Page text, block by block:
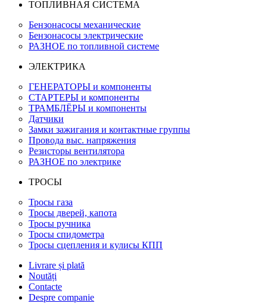
ТОПЛИВНАЯ СИСТЕМА
Бензонасосы механические
Бензонасосы электрические
РАЗНОЕ по топливной системе
ЭЛЕКТРИКА
ГЕНЕРАТОРЫ и компоненты
СТАРТЕРЫ и компоненты
ТРАМБЛЁРЫ и компоненты
Датчики
Замки зажигания и контактные группы
Провода выс. напряжения
Резисторы вентилятора
РАЗНОЕ по электрике
ТРОСЫ
Тросы газа
Тросы дверей, капота
Тросы ручника
Тросы спидометра
Тросы сцепления и кулисы КПП
Livrare și plată
Noutăți
Contacte
Despre companie